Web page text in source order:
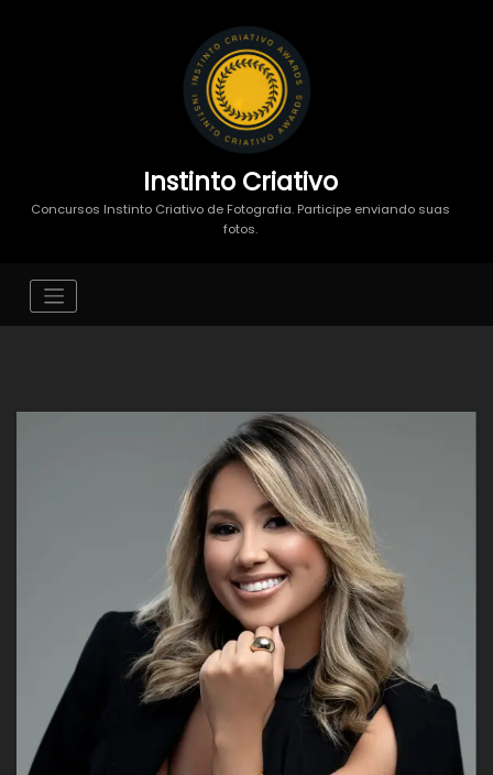
Instinto Criativo
Concursos Instinto Criativo de Fotografia. Participe enviando suas
fotos.